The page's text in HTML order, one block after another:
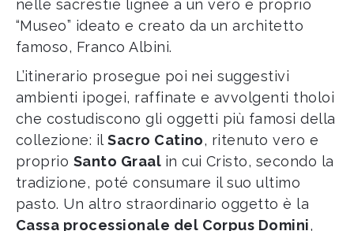
nelle sacrestie lignee a un vero e proprio
“Museo” ideato e creato da un architetto
famoso, Franco Albini.
L’itinerario prosegue poi nei suggestivi
ambienti ipogei, raffinate e avvolgenti tholoi
che costudiscono gli oggetti più famosi della
collezione: ilSacro Catino, ritenuto vero e
proprio Santo Graal in cui Cristo, secondo la
tradizione, poté consumare il suo ultimo
pasto. Un altro straordinario oggetto è la
Cassa processionale del Corpus Domini,